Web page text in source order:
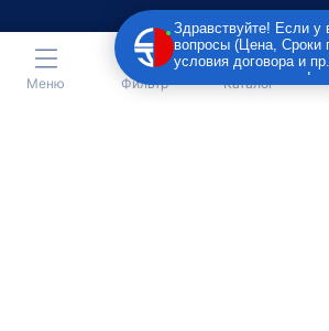
Меню Фильтр Каталог
Здравствуйте! Если у
вопросы (Цена, Сроки
условия договора и
задать их мне в чат!